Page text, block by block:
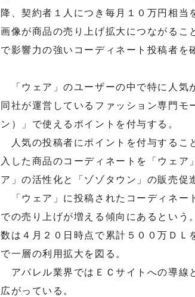
降、契約者１人につき毎月１０万円相当
画像が商品の売り上げ拡大につながるこ
で影響力の強いコーディネート投稿者を
「ウェア」のユーザーの中で特に人気
同社が運営しているファッション専門モ
ン）」で使えるポイントを付与する。
人気の投稿者にポイントを付与するこ
入した商品のコーディネートを「ウェア
ア」の活性化と「ゾゾタウン」の販売促
「ウェア」に投稿されたコーディネー
での売り上げが増える傾向にあるという
数は４月２０日時点で累計５００万ＤＬ
で一層の利用拡大を図る。
アパレル業界ではＥＣサイトへの導線
広がっている。